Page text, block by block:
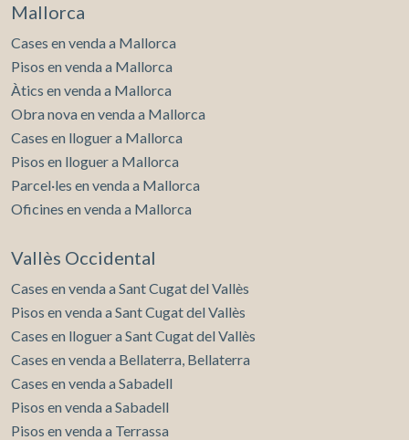
Mallorca
Cases en venda a Mallorca
Pisos en venda a Mallorca
Àtics en venda a Mallorca
Obra nova en venda a Mallorca
Cases en lloguer a Mallorca
Pisos en lloguer a Mallorca
Parcel·les en venda a Mallorca
Oficines en venda a Mallorca
Vallès Occidental
Cases en venda a Sant Cugat del Vallès
Pisos en venda a Sant Cugat del Vallès
Cases en lloguer a Sant Cugat del Vallès
Cases en venda a Bellaterra, Bellaterra
Cases en venda a Sabadell
Pisos en venda a Sabadell
Pisos en venda a Terrassa